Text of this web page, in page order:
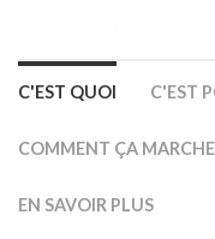
C'EST QUOI C'EST
COMMENT ÇA MARCHE
EN SAVOIR PLUS